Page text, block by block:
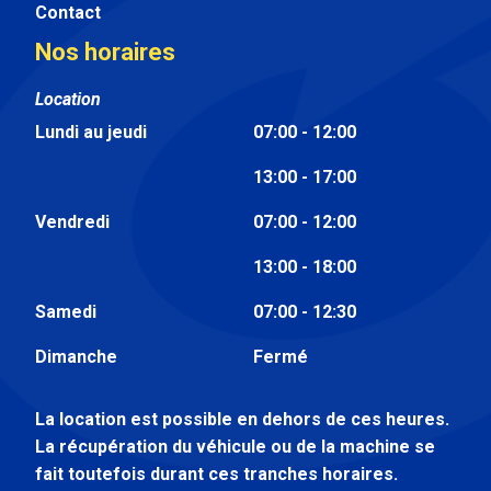
Contact
Nos horaires
Location
Lundi au jeudi
07:00 - 12:00
13:00 - 17:00
Vendredi 07:00 - 12:00
13:00 - 18:00
Samedi 07:00 - 12:30
Dimanche Fermé
La location est possible en dehors de ces heures.
La récupération du véhicule ou de la machine se
fait toutefois durant ces tranches horaires.